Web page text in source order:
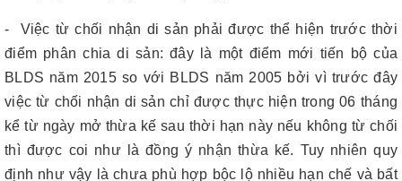
- Việc từ chối nhận di sản phải được thể hiện trước thời
điểm phân chia di sản: đây là một điểm mới tiến bộ của
BLDS năm 2015 so với BLDS năm 2005 bởi vì trước đây
việc từ chối nhận di sản chỉ được thực hiện trong 06 tháng
kể từ ngày mở thừa kế sau thời hạn này nếu không từ chối
thì được coi như là đồng ý nhận thừa kế. Tuy nhiên quy
định như vậy là chưa phù hợp bộc lộ nhiều hạn chế và bất